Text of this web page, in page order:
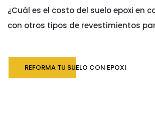
¿Cuál es el costo del suelo epoxi en
con otros tipos de revestimientos
REFORMA TU SUELO CON EPOXI